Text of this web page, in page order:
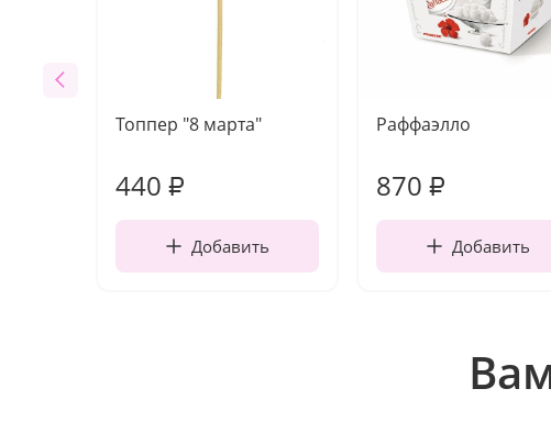
Топпер "8 марта"
440 ₽
Добавить
Раффаэлло
870 ₽
Добавить